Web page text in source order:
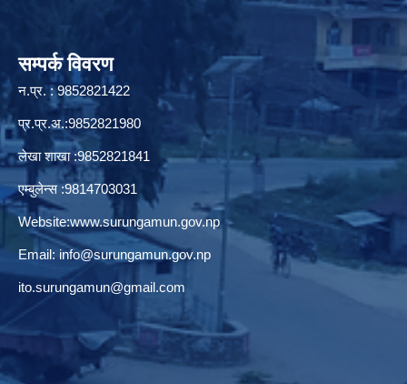
सम्पर्क विवरण
न.प्र. : 9852821422
प्र.प्र.अ.:9852821980
लेखा शाखा :9852821841
एम्बुलेन्स :9814703031
Website:www.surungamun.gov.np
Email: info@surungamun.gov.np
ito.surungamun@gmail.com